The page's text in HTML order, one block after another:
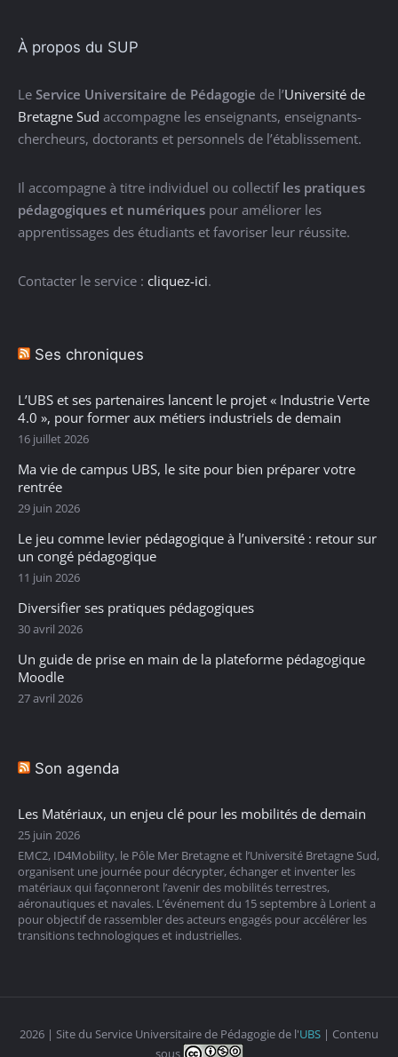
À propos du SUP
Le Service Universitaire de Pédagogie de l’Université de
Bretagne Sud accompagne les enseignants, enseignants-
chercheurs, doctorants et personnels de l’établissement.
Il accompagne à titre individuel ou collectif les pratiques
pédagogiques et numériques pour améliorer les
apprentissages des étudiants et favoriser leur réussite.
Contacter le service : cliquez-ici.
Ses chroniques
L’UBS et ses partenaires lancent le projet « Industrie Verte
4.0 », pour former aux métiers industriels de demain
16 juillet 2026
Ma vie de campus UBS, le site pour bien préparer votre
rentrée
29 juin 2026
Le jeu comme levier pédagogique à l’université : retour sur
un congé pédagogique
11 juin 2026
Diversifier ses pratiques pédagogiques
30 avril 2026
Un guide de prise en main de la plateforme pédagogique
Moodle
27 avril 2026
Son agenda
Les Matériaux, un enjeu clé pour les mobilités de demain
25 juin 2026
EMC2, ID4Mobility, le Pôle Mer Bretagne et l’Université Bretagne Sud,
organisent une journée pour décrypter, échanger et inventer les
matériaux qui façonneront l’avenir des mobilités terrestres,
aéronautiques et navales. L’événement du 15 septembre à Lorient a
pour objectif de rassembler des acteurs engagés pour accélérer les
transitions technologiques et industrielles.
2026 | Site du Service Universitaire de Pédagogie de l'UBS | Contenu
sous